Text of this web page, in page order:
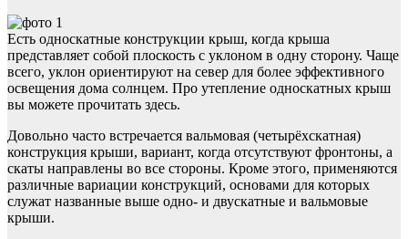
Есть односкатные конструкции крыш, когда крыша
представляет собой плоскость с уклоном в одну сторону. Чаще
всего, уклон ориентируют на север для более эффективного
освещения дома солнцем. Про утепление односкатных крыш
вы можете прочитать здесь.
Довольно часто встречается вальмовая (четырёхскатная)
конструкция крыши, вариант, когда отсутствуют фронтоны, а
скаты направлены во все стороны. Кроме этого, применяются
различные вариации конструкций, основами для которых
служат названные выше одно- и двускатные и вальмовые
крыши.